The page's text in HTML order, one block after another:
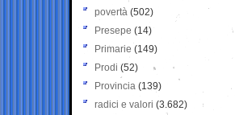
povertà (502)
Presepe (14)
Primarie (149)
Prodi (52)
Provincia (139)
radici e valori (3.682)